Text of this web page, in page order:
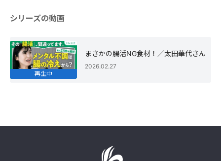
シリーズの動画
再生中
まさかの腸活NG食材！／太田華代さん
2026.02.27